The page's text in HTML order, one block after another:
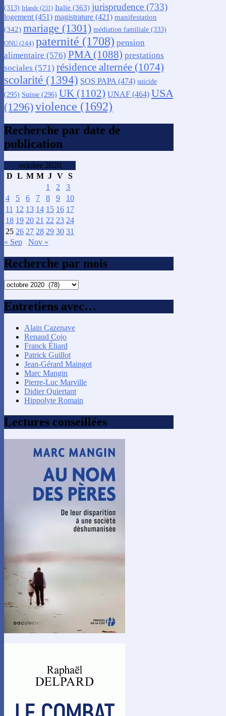
(313) Irlande (231) Italie (363) jurisprudence (733)
logement (451) magistrature (421) manifestation
(342) mariage (1301) médiation familiale (333)
ONU (244) paternité (1708) pension
alimentaire (576) PMA(1088) prestations
sociales (571) résidence alternée (1074)
scolarité (1394) SOS PAPA(474) suicide
(295) Suisse (296) UK (1102) UNAF (464) USA
(1296)violence (1692)
Recherche par date de
publication
octobre 2020
D L M M J V S
1
2
3
4
5 6 7 8 9
10
11 12 13 14 15 16 17
18 19 20 21 22 23 24
25 26 27 28 29 30 31
« Sep
Nov »
Recherche par mois
Recherche
mois
Entretiens avec…
Alain Cazenave
Renaud Cojo
Franck Éliard
Patrick Guillot
Jean-Gérard Maingot
Marc Mangin
Pierre-Luc Marville
Didier Quiertant
Hippolyte Romain
Lectures conseillées